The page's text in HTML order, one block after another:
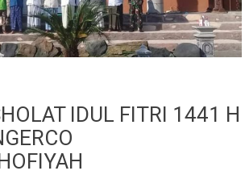
IDUL FITRI 1441 H